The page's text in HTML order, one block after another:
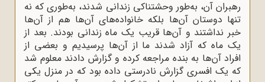
رهبران آن، به‌‌طور وحشتناکی زندانی شدند، به‌‌طوری که نه
تنها دوستان آن‌ها بلکه خانواده‌‌های آن‌ها هم از آن‌ها
خبر نداشتند و آن‌ها قریب یک ماه زندانی بودند. بعد از
یک ماه که آزاد شدند ما از آن‌ها پرسیدیم و بعضی از
افراد آن‌ها به بنده مراجعه کرده و گزارش دادند معلوم شد
که یک افسری گزارش نادرستی داده بود که در منزل یکی